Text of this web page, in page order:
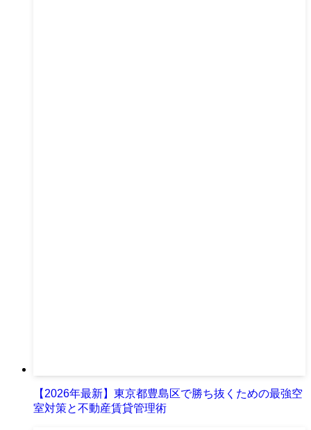
【2026年最新】東京都豊島区で勝ち抜くための最強空
室対策と不動産賃貸管理術